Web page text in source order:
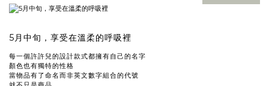
5月中旬，享受在溫柔的呼吸裡
每一個許許兒的設計款式都擁有自己的名字
顏色也有獨特的性格
當物品有了命名而非英文數字組合的代號